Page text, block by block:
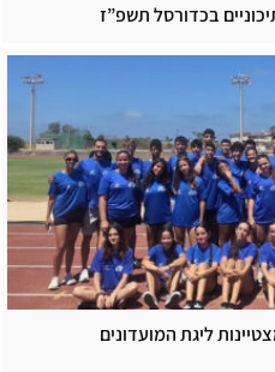
בכדורסל תשפ”ז
ליגת המועדונים